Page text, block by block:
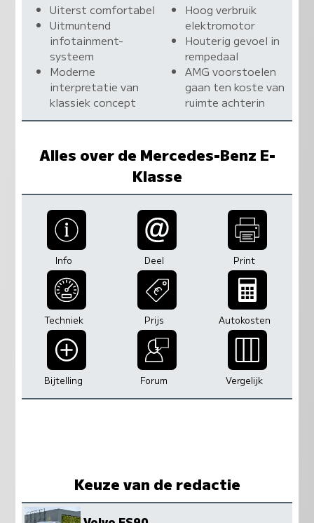
Uiterst comfortabel
Uitmuntend
infotainment-
systeem
Moderne
interpretatie van
klassiek concept
Hoog verbruik
elektromotor
Houterig gevoel in
rempedaal
AMG voorstoelen
gaan ten koste van
ruimte achterin
Alles over de Mercedes-Benz E-
Klasse
Info Deel Print
Techniek Prijs Autokosten
Bijtelling Forum Vergelijk
Keuze van de redactie